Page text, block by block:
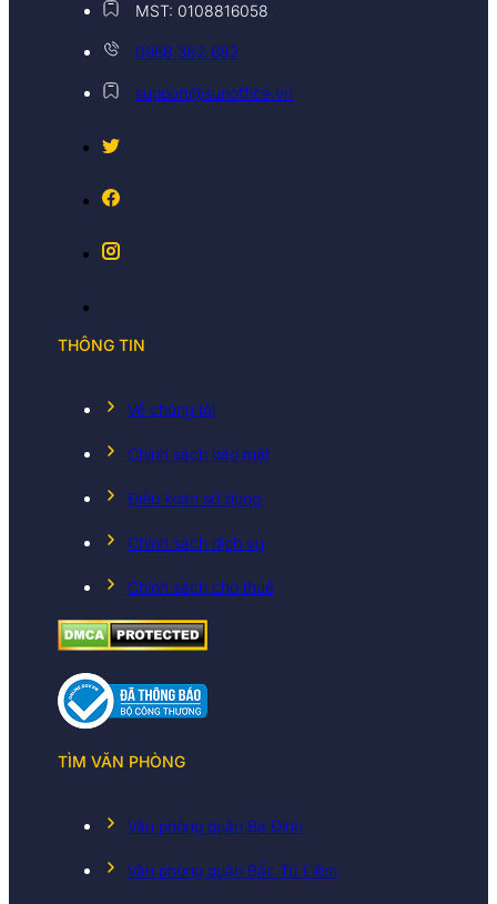
MST: 0108816058
0968 382 682
support@sunoffice.vn
THÔNG TIN
Về chúng tôi
Chính sách bảo mật
Điều koản sử dụng
Chính sách dịch vụ
Chính sách cho thuê
TÌM VĂN PHÒNG
Văn phòng quận Ba Đình
Văn phòng quận Bắc Từ Liêm